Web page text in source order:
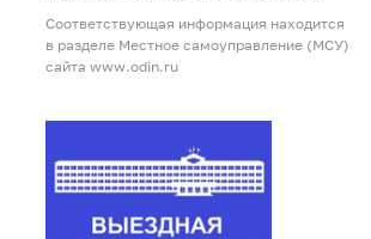
Соответствующая информация находится
в разделе Местное самоуправление (МСУ)
сайта www.odin.ru